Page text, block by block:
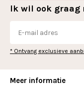
Ik wil ook graag
* Ontvang exclusieve
Meer informatie